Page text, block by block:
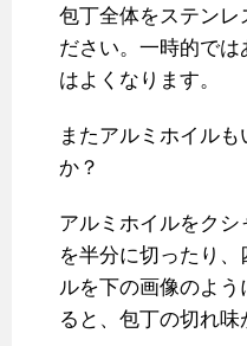
包丁全体をステンレ
ださい。一時的で
はよくなります。
またアルミホイル
か？
アルミホイルをク
を半分に切ったり
ルを下の画像のよ
ると、包丁の切れ味